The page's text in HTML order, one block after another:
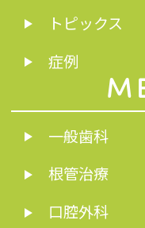
トピックス
症例
一般歯科
根管治療
口腔外科